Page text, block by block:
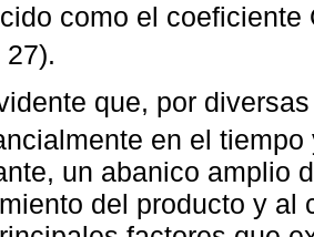
como el coeficiente
27).
que, por
en el
un abanico amplio
del producto y al